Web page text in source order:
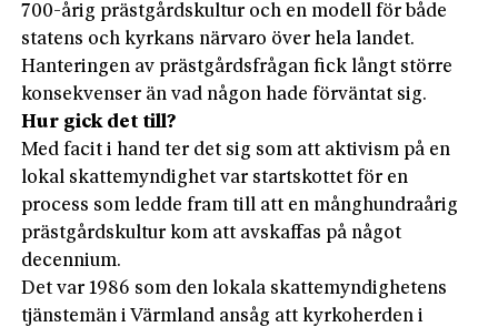
700-årig prästgårdskultur och en modell för både
statens och kyrkans närvaro över hela landet.
Hanteringen av prästgårdsfrågan fick långt större
konsekvenser än vad någon hade förväntat sig.
Hur gick det till?
Med facit i hand ter det sig som att aktivism på en
lokal skattemyndighet var startskottet för en
process som ledde fram till att en månghundraårig
prästgårdskultur kom att avskaffas på något
decennium.
Det var 1986 som den lokala skattemyndighetens
tjänstemän i Värmland ansåg att kyrkoherden i